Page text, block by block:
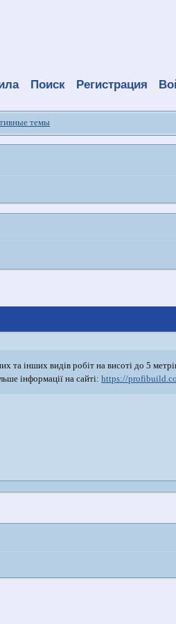
Поиск Регистрация
темы
та інших видів робіт на висоті до 5
інформації на сайті:https://